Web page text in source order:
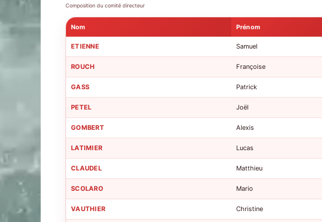
Composition du comité directeur
Nom Prénom
ETIENNE Samuel
ROUCH Françoise
GASS Patrick
PETEL Joël
GOMBERT Alexis
LATIMIER Lucas
CLAUDEL Matthieu
SCOLARO Mario
VAUTHIER Christine